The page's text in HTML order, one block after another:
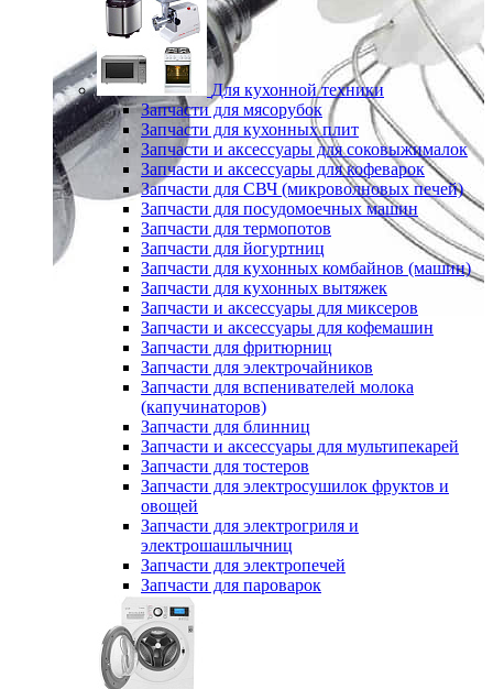
Для кухонной техники
Запчасти для мясорубок
Запчасти для кухонных плит
Запчасти и аксессуары для соковыжималок
Запчасти и аксессуары для кофеварок
Запчасти для СВЧ (микроволновых печей)
Запчасти для посудомоечных машин
Запчасти для термопотов
Запчасти для йогуртниц
Запчасти для кухонных комбайнов (машин)
Запчасти для кухонных вытяжек
Запчасти и аксессуары для миксеров
Запчасти и аксессуары для кофемашин
Запчасти для фритюрниц
Запчасти для электрочайников
Запчасти для вспенивателей молока
(капучинаторов)
Запчасти для блинниц
Запчасти и аксессуары для мультипекарей
Запчасти для тостеров
Запчасти для электросушилок фруктов и
овощей
Запчасти для электрогриля и
электрошашлычниц
Запчасти для электропечей
Запчасти для пароварок